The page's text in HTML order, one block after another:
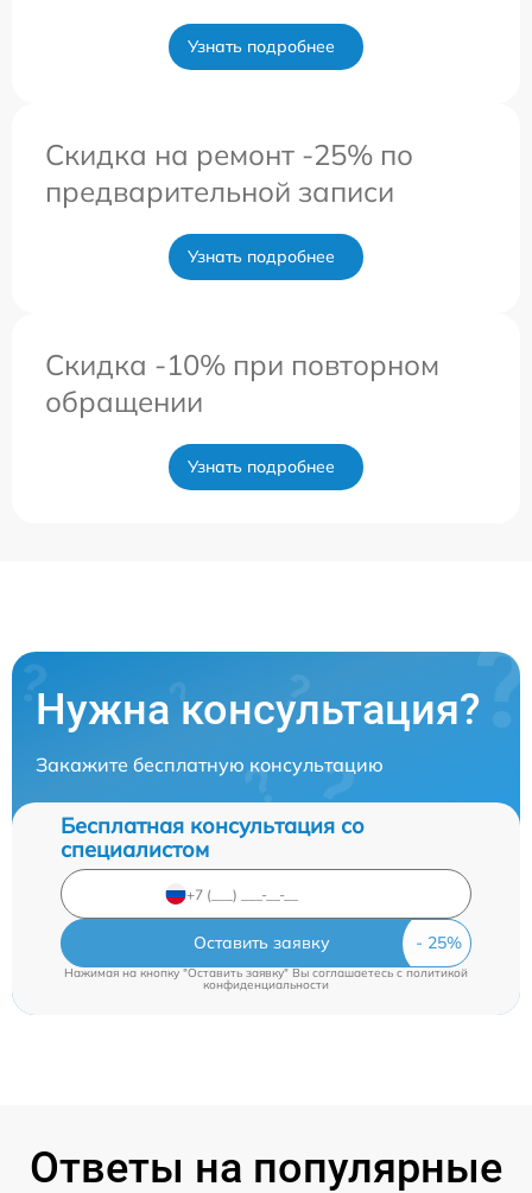
Узнать подробнее
Скидка на ремонт -25% по
предварительной записи
Узнать подробнее
Скидка -10% при повторном
обращении
Узнать подробнее
Нужна консультация?
Закажите бесплатную консультацию
Бесплатная консультация со
специалистом
Оставить заявку
Нажимая на кнопку "Оставить заявку" Вы соглашаетесь cполитикой
конфиденциальности
Ответы на популярные